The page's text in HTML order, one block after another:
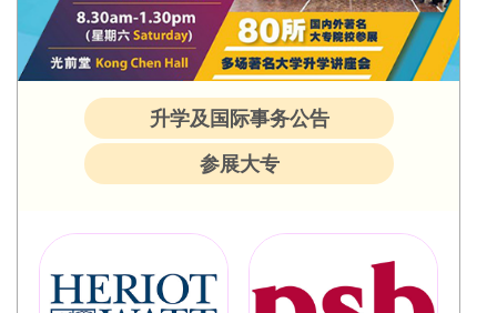
升学及国际事务公告
参展大专